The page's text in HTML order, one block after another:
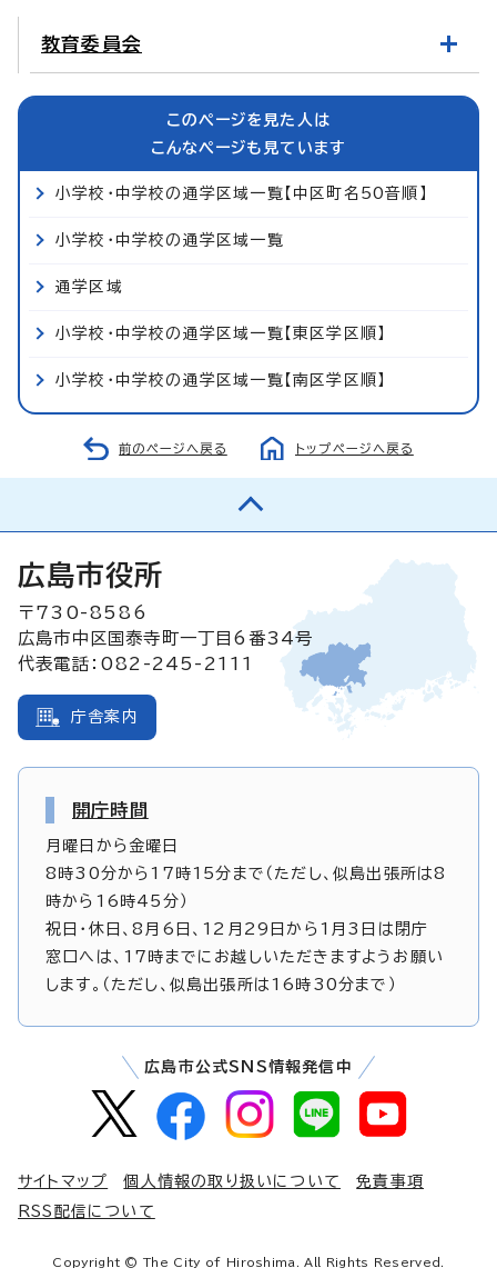
教育委員会
このページを見た人は
こんなページも見ています
小学校・中学校の通学区域一覧【中区町名50音順】
小学校・中学校の通学区域一覧
通学区域
小学校・中学校の通学区域一覧【東区学区順】
小学校・中学校の通学区域一覧【南区学区順】
前のページへ戻る トップページへ戻る
広島市役所
〒730-8586
広島市中区国泰寺町一丁目6番34号
代表電話：082-245-2111
庁舎案内
開庁時間
月曜日から金曜日
8時30分から17時15分まで（ただし、似島出張所は8
時から16時45分）
祝日・休日、8月6日、12月29日から1月3日は閉庁
窓口へは、17時までにお越しいただきますようお願い
します。（ただし、似島出張所は16時30分まで）
広島市公式SNS情報発信中
サイトマップ 個人情報の取り扱いについて
免責事項
RSS配信について
Copyright © The City of Hiroshima. All Rights Reserved.